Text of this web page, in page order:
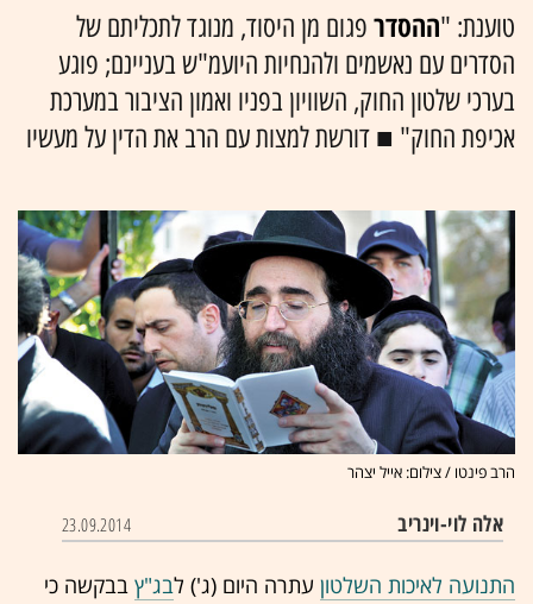
טוענת: "ההסדר פגום מן היסוד, מנוגד לתכליתם של
הסדרים עם נאשמים ולהנחיות היועמ"ש בעניינם; פוגע
בערכי שלטון החוק, השוויון בפניו ואמון הציבור במערכת
אכיפת החוק" ■ דורשת למצות עם הרב את הדין על מעשיו
הרב פינטו / צילום: אייל יצהר
אלה לוי-וינריב 23.09.2014
התנועה לאיכות השלטון עתרה היום (ג') לבג"ץ בבקשה כי